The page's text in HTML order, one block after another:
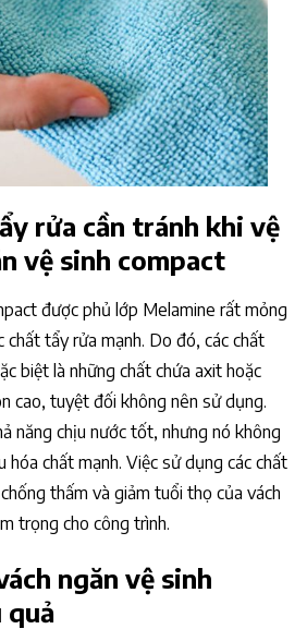
rửa cần tránh khi vệ
vệ sinh compact
được phủ lớp Melamine rất mỏng
chất tẩy rửa mạnh. Do đó, các chất
biệt là những chất chứa axit hoặc
cao, tuyệt đối không nên sử dụng.
năng chịu nước tốt, nhưng nó không
hóa chất mạnh. Việc sử dụng các chất
thấm và giảm tuổi thọ của vách
trọng cho công trình.
ngăn vệ sinh
quả